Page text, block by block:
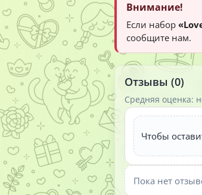
Внимание!
Если набор
сообщите нам.
Отзывы (0)
Средняя оценка:
Чтобы
Пока нет